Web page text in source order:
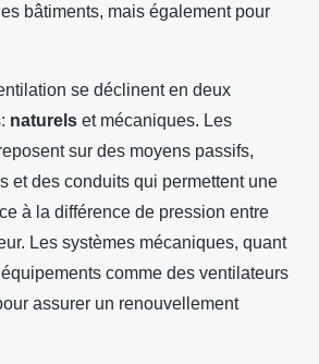
bâtiments, mais également pour
se déclinent en deux
naturels et mécaniques. Les
sur des moyens passifs,
et des conduits qui permettent une
à la différence de pression entre
Les systèmes mécaniques, quant
comme des ventilateurs
assurer un renouvellement